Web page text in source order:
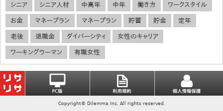
シニア シニア人材 中高年 中年 働き方 ワークスタイル
お金 マネープラン マネープラン 貯蓄 貯金 定年
老後 退職金 ダイバーシティ 女性のキャリア
ワーキングウーマン 有職女性
Copyright© Dilemma Inc. All rights reserved.